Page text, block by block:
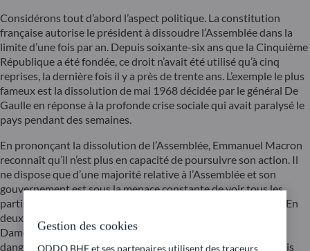
Considérons tout d’abord l’aspect politique. La constitution
française autorise le président à dissoudre l’Assemblée dans la
limite d’une fois par an. Depuis soixante-six ans que la Cinquième
République a été fondée, ce droit n’avait été utilisé qu’à cinq
reprises, la dernière fois il y a près de trente ans. L’exemple le plus
fameux est la dissolution de mai 1968 décidée par le général De
Gaulle en réponse à la profonde crise sociale qui avait paralysé le
pays pendant des semaines.
En prononçant la dissolution de l’Assemblée, Emmanuel Macron
reconnaît qu’il n’est plus en capacité de poursuivre son action. Il
ne dispose que d’une majorité relative à l’Assemblée et son
gouvernement est sous la menace constante de voir tous les
partis d’opposition s’unir pour faire chuter le gouvernement. En
deux ans, cela ne s’est pas produit mais c’est une épée de
Damoclès. La décision du président n’en est pas moins
dangereuse puisqu’elle pourrait tourner à l’avantage des partis
Gestion des cookies
ODDO BHF et ses partenaires utilisent des traceurs